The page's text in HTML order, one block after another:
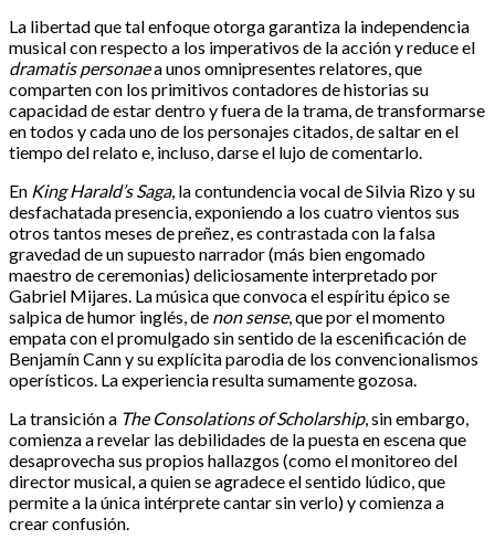
La libertad que tal enfoque otorga garantiza la independencia
musical con respecto a los imperativos de la acción y reduce el
dramatis personaea unos omnipresentes relatores, que
comparten con los primitivos contadores de historias su
capacidad de estar dentro y fuera de la trama, de transformarse
en todos y cada uno de los personajes citados, de saltar en el
tiempo del relato e, incluso, darse el lujo de comentarlo.
En King Harald’s Saga, la contundencia vocal de Silvia Rizo y su
desfachatada presencia, exponiendo a los cuatro vientos sus
otros tantos meses de preñez, es contrastada con la falsa
gravedad de un supuesto narrador (más bien engomado
maestro de ceremonias) deliciosamente interpretado por
Gabriel Mijares. La música que convoca el espíritu épico se
salpica de humor inglés, de non sense, que por el momento
empata con el promulgado sin sentido de la escenificación de
Benjamín Cann y su explícita parodia de los convencionalismos
operísticos. La experiencia resulta sumamente gozosa.
La transición a The Consolations of Scholarship, sin embargo,
comienza a revelar las debilidades de la puesta en escena que
desaprovecha sus propios hallazgos (como el monitoreo del
director musical, a quien se agradece el sentido lúdico, que
permite a la única intérprete cantar sin verlo) y comienza a
crear confusión.